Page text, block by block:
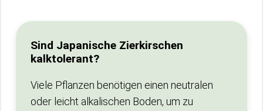
Sind Japanische Zierkirschen
kalktolerant?
Viele Pflanzen benötigen einen neutralen
oder leicht alkalischen Boden, um zu